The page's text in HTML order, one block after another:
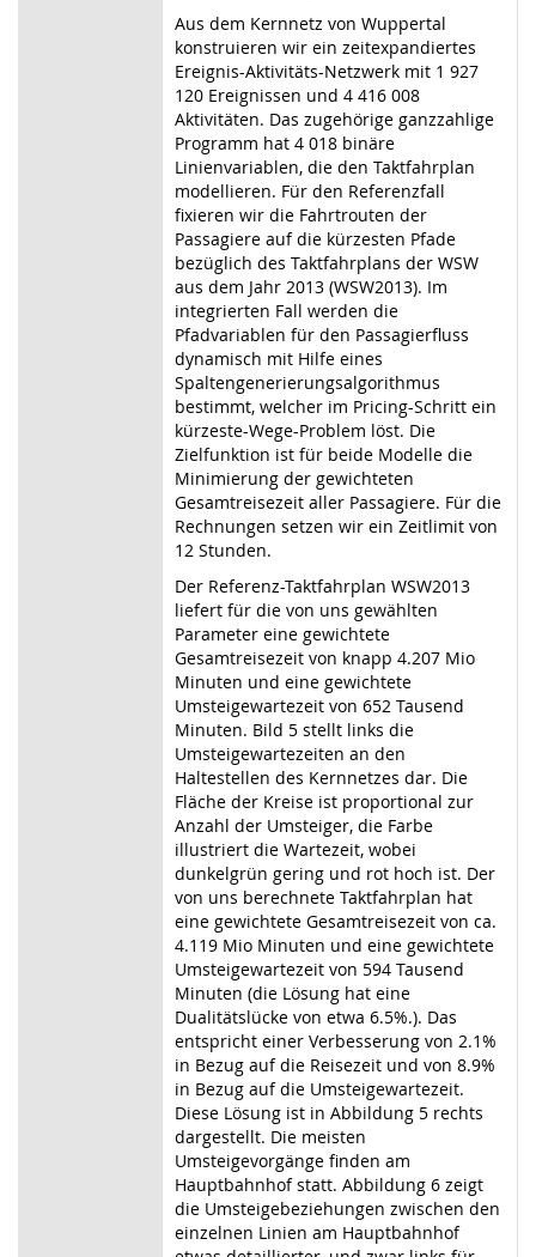
Aus dem Kernnetz von Wuppertal
konstruieren wir ein zeitexpandiertes
Ereignis-Aktivitäts-Netzwerk mit 1 927
120 Ereignissen und 4 416 008
Aktivitäten. Das zugehörige ganzzahlige
Programm hat 4 018 binäre
Linienvariablen, die den Taktfahrplan
modellieren. Für den Referenzfall
fixieren wir die Fahrtrouten der
Passagiere auf die kürzesten Pfade
bezüglich des Taktfahrplans der WSW
aus dem Jahr 2013 (WSW2013). Im
integrierten Fall werden die
Pfadvariablen für den Passagierfluss
dynamisch mit Hilfe eines
Spaltengenerierungsalgorithmus
bestimmt, welcher im Pricing-Schritt ein
kürzeste-Wege-Problem löst. Die
Zielfunktion ist für beide Modelle die
Minimierung der gewichteten
Gesamtreisezeit aller Passagiere. Für die
Rechnungen setzen wir ein Zeitlimit von
12 Stunden.
Der Referenz-Taktfahrplan WSW2013
liefert für die von uns gewählten
Parameter eine gewichtete
Gesamtreisezeit von knapp 4.207 Mio
Minuten und eine gewichtete
Umsteigewartezeit von 652 Tausend
Minuten. Bild 5 stellt links die
Umsteigewartezeiten an den
Haltestellen des Kernnetzes dar. Die
Fläche der Kreise ist proportional zur
Anzahl der Umsteiger, die Farbe
illustriert die Wartezeit, wobei
dunkelgrün gering und rot hoch ist. Der
von uns berechnete Taktfahrplan hat
eine gewichtete Gesamtreisezeit von ca.
4.119 Mio Minuten und eine gewichtete
Umsteigewartezeit von 594 Tausend
Minuten (die Lösung hat eine
Dualitätslücke von etwa 6.5%.). Das
entspricht einer Verbesserung von 2.1%
in Bezug auf die Reisezeit und von 8.9%
in Bezug auf die Umsteigewartezeit.
Diese Lösung ist in Abbildung 5 rechts
dargestellt. Die meisten
Umsteigevorgänge finden am
Hauptbahnhof statt. Abbildung 6 zeigt
die Umsteigebeziehungen zwischen den
einzelnen Linien am Hauptbahnhof